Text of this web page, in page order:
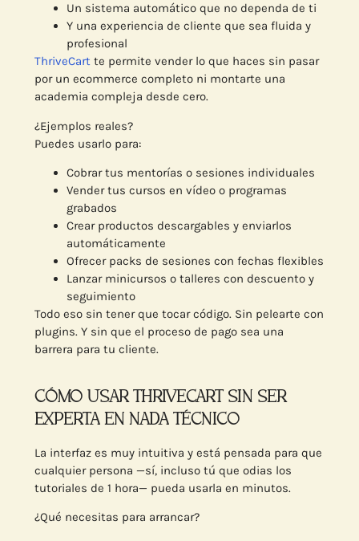
Un sistema automático que no dependa de ti
Y una experiencia de cliente que sea fluida y
profesional
ThriveCartte permite vender lo que haces sin pasar
por un ecommerce completo ni montarte una
academia compleja desde cero.
¿Ejemplos reales?
Puedes usarlo para:
Cobrar tus mentorías o sesiones individuales
Vender tus cursos en vídeo o programas
grabados
Crear productos descargables y enviarlos
automáticamente
Ofrecer packs de sesiones con fechas flexibles
Lanzar minicursos o talleres con descuento y
seguimiento
Todo eso sin tener que tocar código. Sin pelearte con
plugins. Y sin que el proceso de pago sea una
barrera para tu cliente.
CÓMO USAR THRIVECART SIN SER
EXPERTA EN NADA TÉCNICO
La interfaz es muy intuitiva y está pensada para que
cualquier persona —sí, incluso tú que odias los
tutoriales de 1 hora— pueda usarla en minutos.
¿Qué necesitas para arrancar?